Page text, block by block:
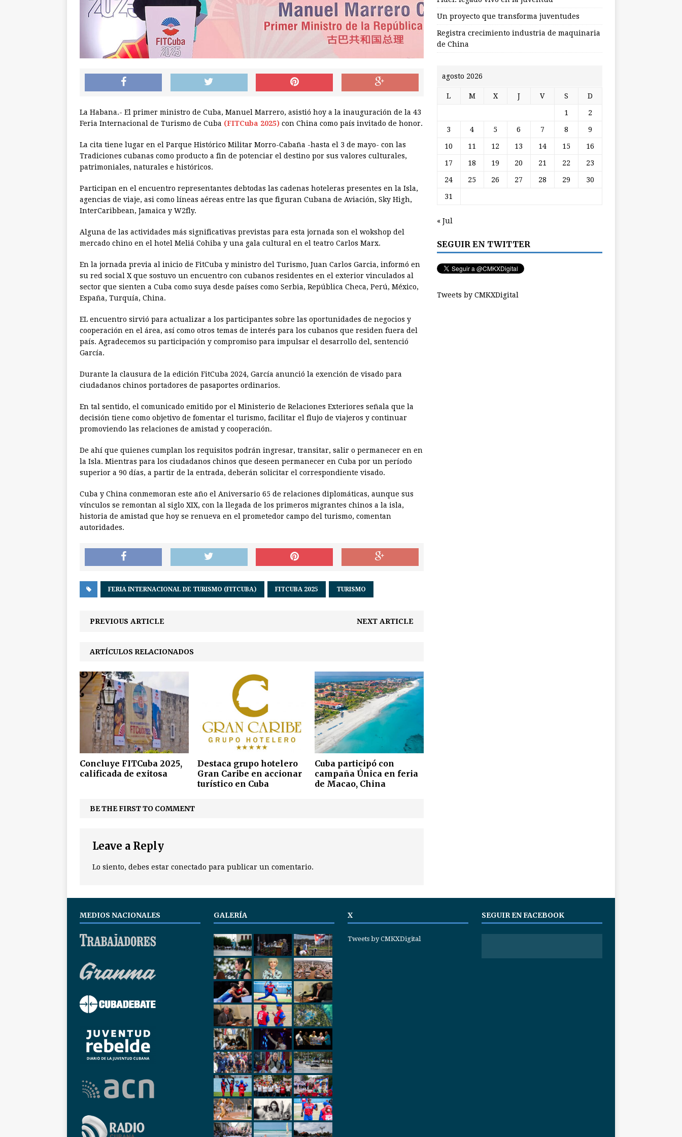
La Habana.- El primer ministro de Cuba, Manuel Marrero, asistió hoy a la inauguración de la 43
Feria Internacional de Turismo de Cuba (FITCuba 2025) con China como país invitado de honor.
La cita tiene lugar en el Parque Histórico Militar Morro-Cabaña -hasta el 3 de mayo- con las
Tradiciones cubanas como producto a fin de potenciar el destino por sus valores culturales,
patrimoniales, naturales e históricos.
Participan en el encuentro representantes debtodas las cadenas hoteleras presentes en la Isla,
agencias de viaje, asi como líneas aéreas entre las que figuran Cubana de Aviación, Sky High,
InterCaribbean, Jamaica y W2fly.
Alguna de las actividades más significativas previstas para esta jornada son el wokshop del
mercado chino en el hotel Meliá Cohiba y una gala cultural en el teatro Carlos Marx.
En la jornada previa al inicio de FitCuba y ministro del Turismo, Juan Carlos Garcia, informó en
su red social X que sostuvo un encuentro con cubanos residentes en el exterior vinculados al
sector que sienten a Cuba como suya desde países como Serbia, República Checa, Perú, México,
España, Turquía, China.
EL encuentro sirvió para actualizar a los participantes sobre las oportunidades de negocios y
cooperación en el área, así como otros temas de interés para los cubanos que residen fuera del
país. Agradecemos su participación y compromiso para impulsar el desarrollo del, sentenció
García.
Durante la clausura de la edición FitCuba 2024, García anunció la exención de visado para
ciudadanos chinos portadores de pasaportes ordinarios.
En tal sentido, el comunicado emitido por el Ministerio de Relaciones Exteriores señala que la
decisión tiene como objetivo de fomentar el turismo, facilitar el flujo de viajeros y continuar
promoviendo las relaciones de amistad y cooperación.
De ahí que quienes cumplan los requisitos podrán ingresar, transitar, salir o permanecer en en
la Isla. Mientras para los ciudadanos chinos que deseen permanecer en Cuba por un período
superior a 90 días, a partir de la entrada, deberán solicitar el correspondiente visado.
Cuba y China conmemoran este año el Aniversario 65 de relaciones diplomáticas, aunque sus
vínculos se remontan al siglo XIX, con la llegada de los primeros migrantes chinos a la isla,
historia de amistad que hoy se renueva en el prometedor campo del turismo, comentan
autoridades.
FERIA INTERNACIONAL DE TURISMO (FITCUBA) FITCUBA 2025 TURISMO
PREVIOUS ARTICLE NEXT ARTICLE
ARTÍCULOS RELACIONADOS
Concluye FITCuba 2025,
calificada de exitosa
Destaca grupo hotelero
Gran Caribe en accionar
turístico en Cuba
Cuba participó con
campaña Única en feria
de Macao, China
BE THE FIRST TO COMMENT
Leave a Reply
Lo siento, debes estar conectado para publicar un comentario.
Un proyecto que transforma juventudes
Registra crecimiento industria de maquinaria
de China
agosto 2026
L M X J V S D
1 2
3 4 5 6 7 8 9
10 11 12 13 14 15 16
17 18 19 20 21 22 23
24 25 26 27 28 29 30
31
« Jul
SEGUIR EN TWITTER
Tweets by CMKXDigital
MEDIOS NACIONALES GALERÍA X
Tweets by CMKXDigital
SEGUIR EN FACEBOOK